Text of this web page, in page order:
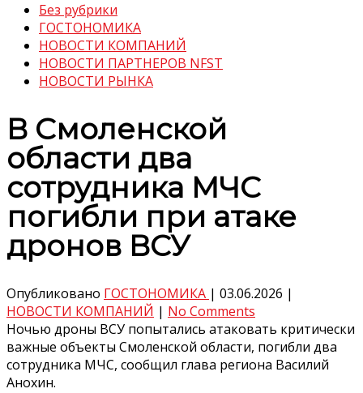
Без рубрики
ГОСТОНОМИКА
НОВОСТИ КОМПАНИЙ
НОВОСТИ ПАРТНЕРОВ NFST
НОВОСТИ РЫНКА
В Смоленской
области два
сотрудника МЧС
погибли при атаке
дронов ВСУ
Опубликовано ГОСТОНОМИКА | 03.06.2026 |
НОВОСТИ КОМПАНИЙ | No Comments
Ночью дроны ВСУ попытались атаковать критически
важные объекты Смоленской области, погибли два
сотрудника МЧС, сообщил глава региона Василий
Анохин.